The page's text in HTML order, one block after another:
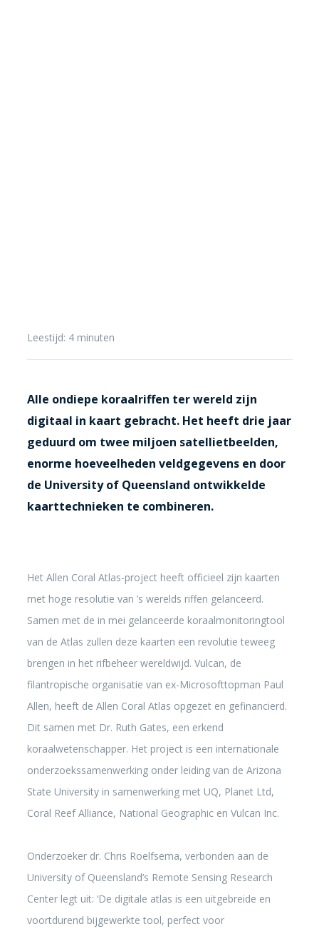
Leestijd: 4 minuten
Alle ondiepe koraalriffen ter wereld zijn
digitaal in kaart gebracht. Het heeft drie jaar
geduurd om twee miljoen satellietbeelden,
enorme hoeveelheden veldgegevens en door
de University of Queensland ontwikkelde
kaarttechnieken te combineren.
Het Allen Coral Atlas-project heeft officieel zijn kaarten
met hoge resolutie van ’s werelds riffen gelanceerd.
Samen met de in mei gelanceerde koraalmonitoringtool
van de Atlas zullen deze kaarten een revolutie teweeg
brengen in het rifbeheer wereldwijd. Vulcan, de
filantropische organisatie van ex-Microsofttopman Paul
Allen, heeft de Allen Coral Atlas opgezet en gefinancierd.
Dit samen met Dr. Ruth Gates, een erkend
koraalwetenschapper. Het project is een internationale
onderzoekssamenwerking onder leiding van de Arizona
State University in samenwerking met UQ, Planet Ltd,
Coral Reef Alliance, National Geographic en Vulcan Inc.
Onderzoeker dr. Chris Roelfsema, verbonden aan de
University of Queensland’s Remote Sensing Research
Center legt uit: ‘De digitale atlas is een uitgebreide en
voortdurend bijgewerkte tool, perfect voor